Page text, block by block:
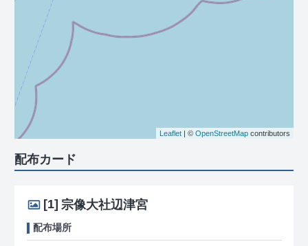
Leaflet | © OpenStreetMap contributors
配布カード
[1] 宗像大社辺津宮
配布場所